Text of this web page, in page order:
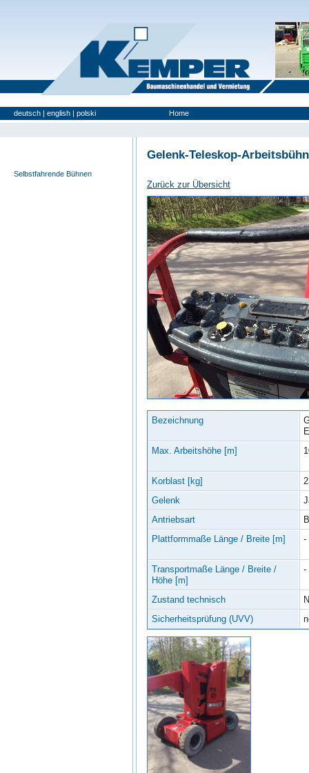
deutsch | english | polski Home
Selbstfahrende Bühnen
Gelenk-Teleskop-
Zurück zur Übersicht
Bezeichnung
Max. Arbeitshöhe [m]
Korblast [kg]
Gelenk
Antriebsart
Plattformmaße Länge / Breite [m]
-
Transportmaße Länge / Breite /
Höhe [m]
-
Zustand technisch
Sicherheitsprüfung (UVV)